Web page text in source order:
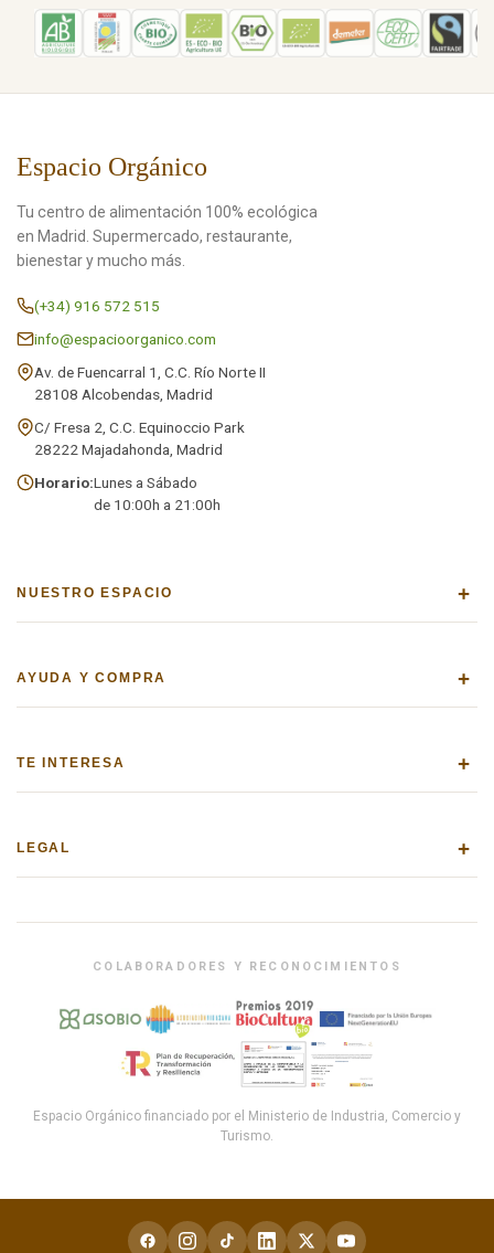
Espacio Orgánico
Tu centro de alimentación 100% ecológica
en Madrid. Supermercado, restaurante,
bienestar y mucho más.
(+34) 916 572 515
info@espacioorganico.com
Av. de Fuencarral 1, C.C. Río Norte II
28108 Alcobendas, Madrid
C/ Fresa 2, C.C. Equinoccio Park
28222 Majadahonda, Madrid
Horario:Lunes a Sábado
de 10:00h a 21:00h
NUESTRO ESPACIO +
AYUDA Y COMPRA +
TE INTERESA +
LEGAL +
COLABORADORES Y RECONOCIMIENTOS
Espacio Orgánico financiado por el Ministerio de Industria, Comercio y
Turismo.